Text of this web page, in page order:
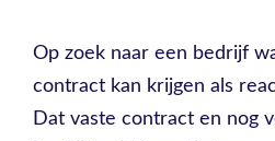
Op zoek naar een bedrijf
contract kan krijgen als
Dat vaste contract en nog